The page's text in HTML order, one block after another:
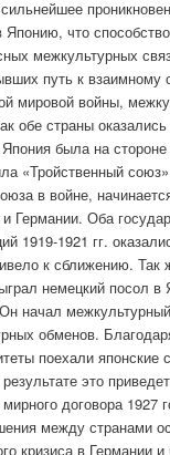
Японию, что
межкультурных
путь к взаимному
мировой войны,
обе страны
была на
«Тройственный
в войне,
Германии. Оба
1919-1921 гг.
к сближению.
немецкий посол в
начал
обменов.
поехали японские
это
договора 1927
между странами
кризиса в Германии